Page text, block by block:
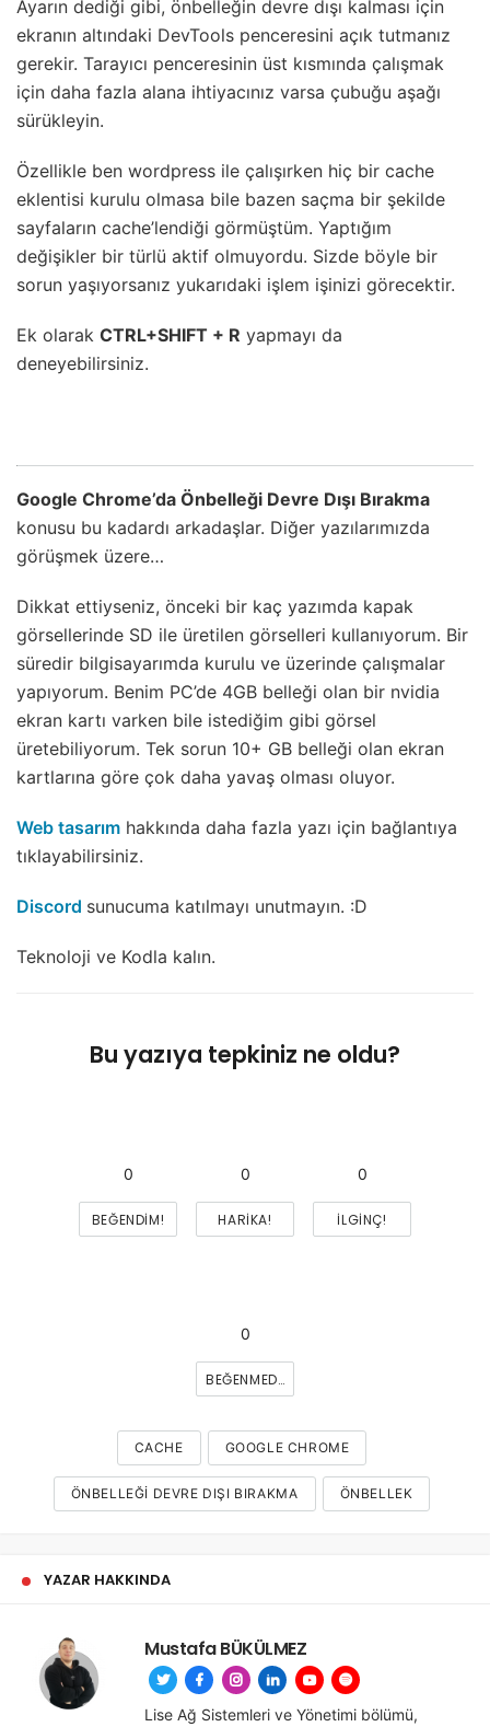
Ayarın dediği gibi, önbelleğin devre dışı kalması için
ekranın altındaki DevTools penceresini açık tutmanız
gerekir. Tarayıcı penceresinin üst kısmında çalışmak
için daha fazla alana ihtiyacınız varsa çubuğu aşağı
sürükleyin.
Özellikle ben wordpress ile çalışırken hiç bir cache
eklentisi kurulu olmasa bile bazen saçma bir şekilde
sayfaların cache’lendiği görmüştüm. Yaptığım
değişikler bir türlü aktif olmuyordu. Sizde böyle bir
sorun yaşıyorsanız yukarıdaki işlem işinizi görecektir.
Ek olarak CTRL+SHIFT + R yapmayı da
deneyebilirsiniz.
Google Chrome’da Önbelleği Devre Dışı Bırakma
konusu bu kadardı arkadaşlar. Diğer yazılarımızda
görüşmek üzere…
Dikkat ettiyseniz, önceki bir kaç yazımda kapak
görsellerinde SD ile üretilen görselleri kullanıyorum. Bir
süredir bilgisayarımda kurulu ve üzerinde çalışmalar
yapıyorum. Benim PC’de 4GB belleği olan bir nvidia
ekran kartı varken bile istediğim gibi görsel
üretebiliyorum. Tek sorun 10+ GB belleği olan ekran
kartlarına göre çok daha yavaş olması oluyor.
Web tasarım hakkında daha fazla yazı için bağlantıya
tıklayabilirsiniz.
Discord sunucuma katılmayı unutmayın. :D
Teknoloji ve Kodla kalın.
Bu yazıya tepkiniz ne oldu?
BEĞENDIM!
0
HARIKA!
0
İLGINÇ!
0
BEĞENMEDIM
0
CACHE GOOGLE CHROME
ÖNBELLEĞI DEVRE DIŞI BIRAKMA ÖNBELLEK
YAZAR HAKKINDA
Mustafa BÜKÜLMEZ
Lise Ağ Sistemleri ve Yönetimi bölümü,